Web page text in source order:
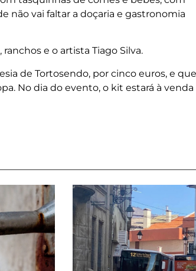
não vai faltar a doçaria e gastronomia
e o artista Tiago Silva.
de Tortosendo, por cinco euros, e que
No dia do evento, o kit estará à venda